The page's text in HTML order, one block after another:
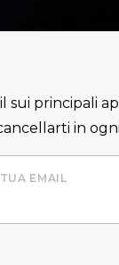
principali
in
EMAIL